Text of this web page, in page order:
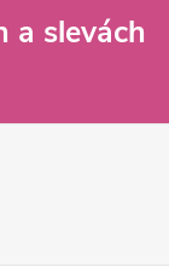
a slevách